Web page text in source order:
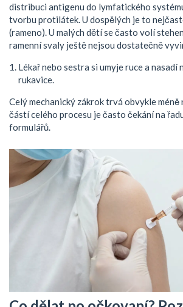
distribuci antigenu do lymfatického
tvorbu protilátek. U dospělých je to
(rameno). U malých dětí se často volí
ramenní svaly ještě nejsou dostatečně
Lékař nebo sestra si umyje ruce a nasadí
rukavice.
Celý mechanický zákrok trvá obvykle méně
částí celého procesu je často čekání na
formulářů.